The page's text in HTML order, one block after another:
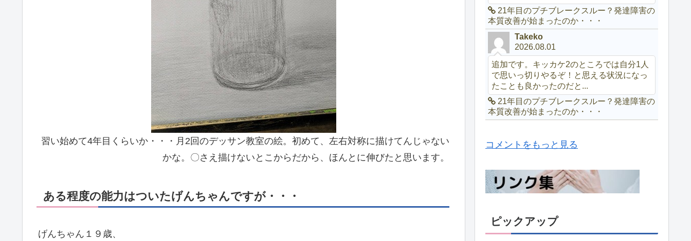
習い始めて4年目くらいか・・・月2回のデッサン教室の絵。初めて、左右対称に描けてんじゃない
かな。〇さえ描けないとこからだから、ほんとに伸びたと思います。
ある程度の能力はついたげんちゃんですが・・・
げんちゃん１９歳、
21年目のプチブレークスルー？発達障害の
本質改善が始まったのか・・・
Takeko
2026.08.01
追加です。キッカケ2のところでは自分1人
で思いっ切りやるぞ！と思える状況になっ
たことも良かったのだと...
21年目のプチブレークスルー？発達障害の
本質改善が始まったのか・・・
コメントをもっと見る
ピックアップ